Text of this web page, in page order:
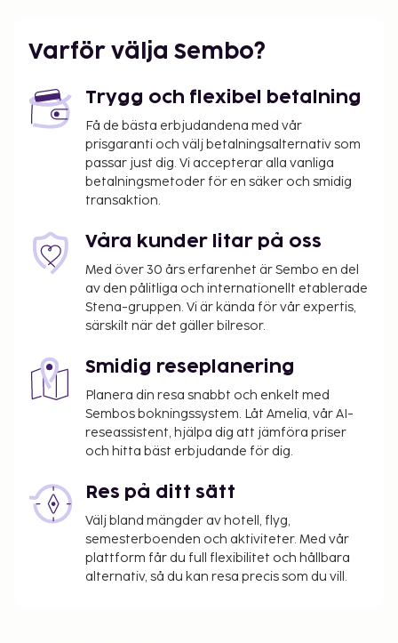
Zagreb (ZAG) - 164,8 km
kemtvätt/tvättjänster och tvättmöjligheter.
Parkering (avgift tillkommer) erbjuds på plats. Här
har du tillgång till hyrcyklar och kan njuta av
terrassen. Apartments Michael har en
livsmedelsaffär/närbutik där gäster kan köpa nåt
Du kommer att ombes att betala följande avgifter
på boendet – avgifterna kan inkludera tillämpliga
En stadsskatt tas ut av staden och betalas på
boendet. Skatten är säsongsbunden och gäller
inte alltid året om. Undantag från skatten kan
finnas. Kontakta boendet med hjälp av
uppgifterna i bokningsbekräftelsen för mer
information.
Stadsskatt: Från 1 oktober till 31 mars, EUR 1.80
per person per natt för vuxna. EUR 0.90 per
natt för gäster från 12 till 17 år. Skatten gäller
inte barn under 12 år of age.
Stadsskatt: Från 1 april till 30 september, EUR
2.50 per person per natt för vuxna. EUR 1.25 per
natt för gäster från 12 till 17 år. Skatten gäller
inte barn under 12 år.
Varför välja Sembo?
Trygg och flexibel betalning
Få de bästa erbjudandena med vår
prisgaranti och välj betalningsalternativ som
passar just dig. Vi accepterar alla vanliga
betalningsmetoder för en säker och smidig
transaktion.
Våra kunder litar på oss
Med över 30 års erfarenhet är Sembo en del
av den pålitliga och internationellt etablerade
Stena-gruppen. Vi är kända för vår expertis,
särskilt när det gäller bilresor.
Smidig reseplanering
Planera din resa snabbt och enkelt med
Sembos bokningssystem. Låt Amelia, vår AI-
reseassistent, hjälpa dig att jämföra priser
och hitta bäst erbjudande för dig.
Res på ditt sätt
Välj bland mängder av hotell, flyg,
semesterboenden och aktiviteter. Med vår
plattform får du full flexibilitet och hållbara
alternativ, så du kan resa precis som du vill.